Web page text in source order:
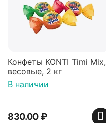
Конфеты KONTI Timi Mix,
весовые, 2 кг
В наличии
830.00₽